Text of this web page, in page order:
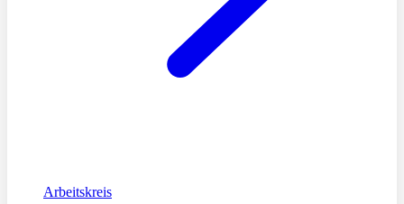
Arbeitskreis